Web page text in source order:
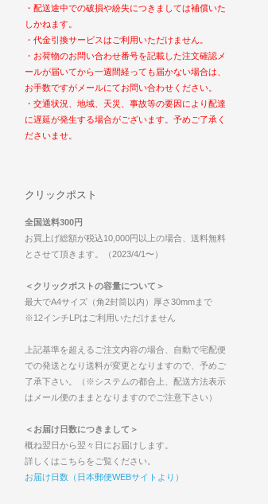
・配送途中での破損や紛失につきましては補償いた
しかねます。
・代金引換サービスはご利用いただけません。
・お荷物のお問い合わせ番号を記載した注文確認メ
ールが届いてから一週間経っても届かない場合は、
お手数ですがメールにてお問い合わせください。
・交通状況、地域、天災、事故等の要因により配達
に遅延が発生する場合がございます。予めご了承く
ださいませ。
クリックポスト
全国送料300円
お買上げ総額が税込10,000円以上の場合、送料無料
とさせて頂きます。（2023/4/1〜）
＜クリックポストの容量について＞
最大でA4サイズ（角2封筒以内）厚さ30mmまで
※12インチLPはご利用いただけません
上記基準を超えるご注文内容の場合、自動で宅配便
での発送となり送料が変更となりますので、予めご
了承下さい。（※システムの都合上、配送方法表示
はメール便のままとなりますのでご注意下さい）
＜お届け日数につきまして＞
概ね翌日から翌々日にお届けします。
詳しくはこちらをご覧ください。
お届け日数（日本郵便WEBサイトより）